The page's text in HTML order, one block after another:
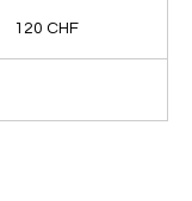
Franken
120 CHF